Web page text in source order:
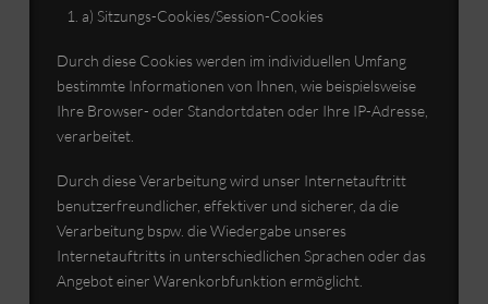
a) Sitzungs-Cookies/Session-Cookies
Durch diese Cookies werden im individuellen Umfang
bestimmte Informationen von Ihnen, wie beispielsweise
Ihre Browser- oder Standortdaten oder Ihre IP-Adresse,
verarbeitet.
Durch diese Verarbeitung wird unser Internetauftritt
benutzerfreundlicher, effektiver und sicherer, da die
Verarbeitung bspw. die Wiedergabe unseres
Internetauftritts in unterschiedlichen Sprachen oder das
Angebot einer Warenkorbfunktion ermöglicht.